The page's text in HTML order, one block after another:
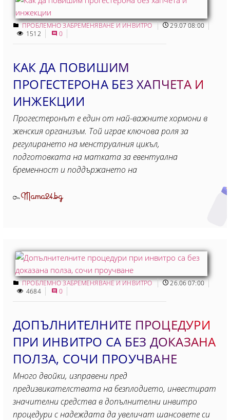
ПРОБЛЕМНО ЗАБРЕМЕНЯВАНЕ И ИНВИТРО
29.07 08:00
1512
0
КАК ДА ПОВИШИМ
ПРОГЕСТЕРОНА БЕЗ ХАПЧЕТА И
ИНЖЕКЦИИ
Прогестеронът е един от най-важните хормони в
женския организъм. Той играе ключова роля за
регулирането на менструалния цикъл,
подготовката на матката за евентуална
бременност и поддържането на
ОтMama24.bg
ПРОБЛЕМНО ЗАБРЕМЕНЯВАНЕ И ИНВИТРО
26.06 07:00
4684
0
ДОПЪЛНИТЕЛНИТЕ ПРОЦЕДУРИ
ПРИ ИНВИТРО СА БЕЗ ДОКАЗАНА
ПОЛЗА, СОЧИ ПРОУЧВАНЕ
Много двойки, изправени пред
предизвикателствата на безплодието, инвестират
значителни средства в допълнителни инвитро
процедури с надеждата да увеличат шансовете си